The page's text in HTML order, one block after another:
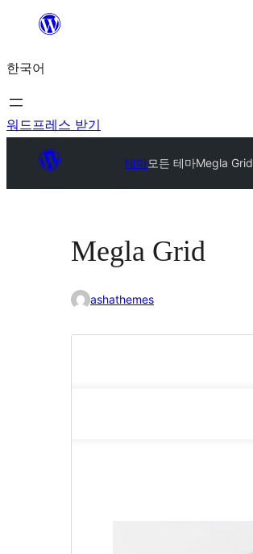
츠
로
바
기
한국어
워드프레스 받기
테마모든 테마Megla Grid
Megla Grid
ashathemes